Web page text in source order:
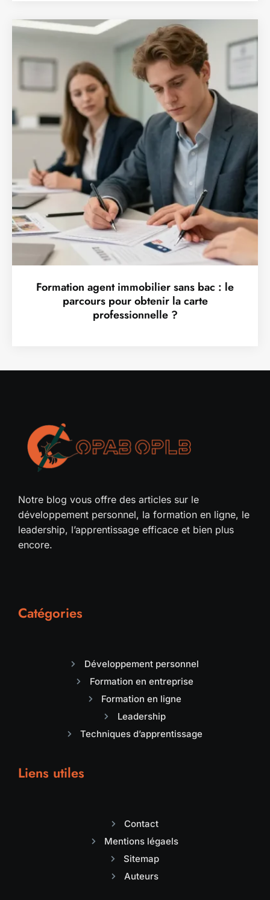
Formation agent immobilier sans bac : le
parcours pour obtenir la carte
professionnelle ?
Notre blog vous offre des articles sur le
développement personnel, la formation en ligne, le
leadership, l’apprentissage efficace et bien plus
encore.
Catégories
Développement personnel
Formation en entreprise
Formation en ligne
Leadership
Techniques d’apprentissage
Liens utiles
Contact
Mentions légaels
Sitemap
Auteurs